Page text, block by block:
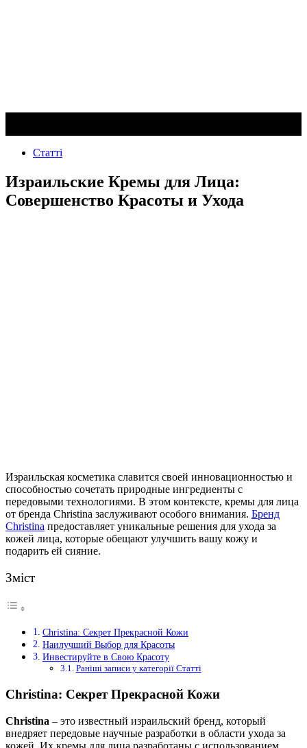
Статті
Израильские Кремы для Лица:
Совершенство Красоты и Ухода
Израильская косметика славится своей инновационностью и
способностью сочетать природные ингредиенты с
передовыми технологиями. В этом контексте, кремы для лица
от бренда Christina заслуживают особого внимания. Бренд
Christina предоставляет уникальные решения для ухода за
кожей лица, которые обещают улучшить вашу кожу и
подарить ей сияние.
Зміст
Christina: Секрет Прекрасной Кожи
Наилучший Выбор для Красоты
Инвестируйте в Свою Красоту
Раніші записи у категорії Статті
Christina: Секрет Прекрасной Кожи
Christina – это известный израильский бренд, который
внедряет передовые научные разработки в области ухода за
кожей. Их кремы для лица разработаны с использованием